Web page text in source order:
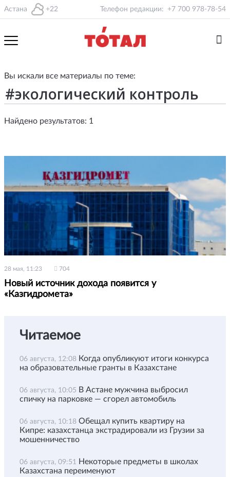
Астана +22 Телефон редакции: +7 700 978-78-54
Вы искали все материалы по теме:
Найдено результатов: 1
28 мая, 11:23 704
Новый источник дохода появится у
«Казгидромета»
Читаемое
06 августа, 12:08 Когда опубликуют итоги конкурса
на образовательные гранты в Казахстане
06 августа, 10:05 В Астане мужчина выбросил
спичку на парковке — сгорел автомобиль
06 августа, 10:18 Обещал купить квартиру на
Кипре: казахстанца экстрадировали из Грузии за
мошенничество
06 августа, 09:51 Некоторые предметы в школах
Казахстана переименуют